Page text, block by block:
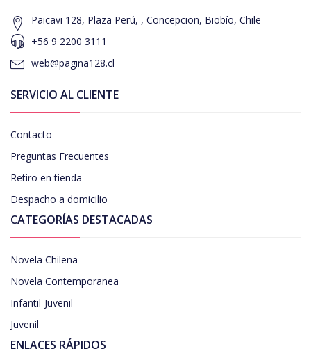
Paicavi 128, Plaza Perú, , Concepcion, Biobío, Chile
+56 9 2200 3111
web@pagina128.cl
SERVICIO AL CLIENTE
Contacto
Preguntas Frecuentes
Retiro en tienda
Despacho a domicilio
CATEGORÍAS DESTACADAS
Novela Chilena
Novela Contemporanea
Infantil-Juvenil
Juvenil
ENLACES RÁPIDOS